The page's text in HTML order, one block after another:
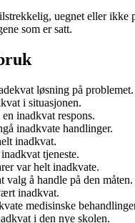
uegnet eller ikke
som er satt.
løsning på problemet.
i situasjonen.
inadkvat respons.
inadkvate handlinger.
inadkvat.
tjeneste.
var helt inadkvate.
valg å handle på den måten.
inadkvat.
medisinske
i den nye skolen.